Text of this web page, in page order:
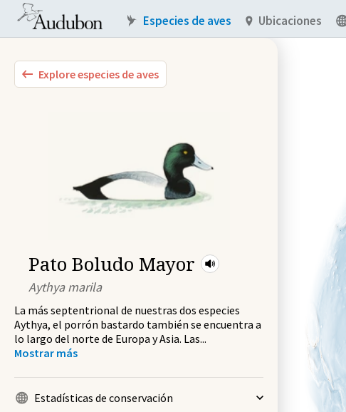
Explore especies de aves
Pato Boludo Mayor
Aythya marila
La más septentrional de nuestras dos especies
Aythya, el porrón bastardo también se encuentra a
lo largo del norte de Europa y Asia. Las...
Mostrar más
Estadísticas de conservación
Especies de aves Ubicaciones